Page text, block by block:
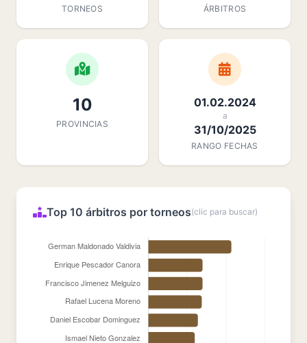
TORNEOS ÁRBITROS
10
PROVINCIAS
01.02.2024
a
31/10/2025
RANGO FECHAS
Top 10 árbitros por torneos(clic para buscar)